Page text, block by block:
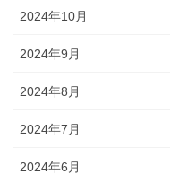
2024年10月
2024年9月
2024年8月
2024年7月
2024年6月